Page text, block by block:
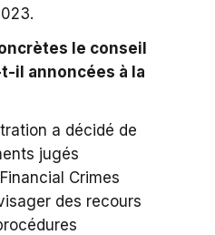
le conseil
il annoncées à la
a décidé de
jugés
Crimes
des recours